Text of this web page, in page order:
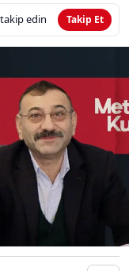
edin Takip Et